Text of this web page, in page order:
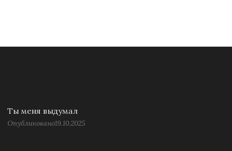
Ты меня выдумал
Опубликовано19.10.2025